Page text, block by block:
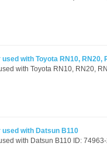
with Toyota RN10, RN20,
with Toyota RN10, RN20,
with Datsun B110
with Datsun B110 ID: